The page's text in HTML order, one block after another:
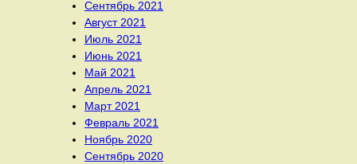
Сентябрь 2021
Август 2021
Июль 2021
Июнь 2021
Май 2021
Апрель 2021
Март 2021
Февраль 2021
Ноябрь 2020
Сентябрь 2020